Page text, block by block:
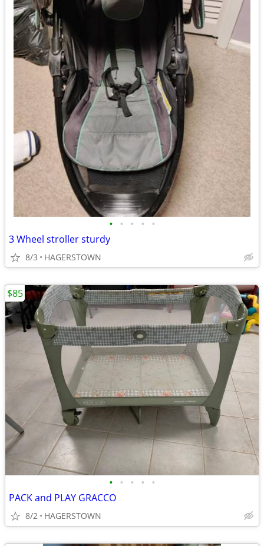
• • • • •
3 Wheel stroller sturdy
8/3 HAGERSTOWN
• • • • •
PACK and PLAY GRACCO
8/2 HAGERSTOWN
$85